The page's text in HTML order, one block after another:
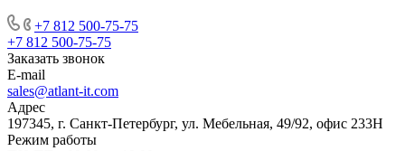
+7 812 500-75-75
+7 812 500-75-75
Заказать звонок
E-mail
sales@atlant-it.com
Адрес
197345, г. Санкт-Петербург, ул. Мебельная, 49/92, офис 233Н
Режим работы